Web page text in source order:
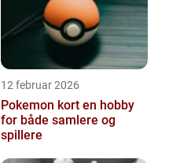
12 februar 2026
Pokemon kort en hobby
for både samlere og
spillere